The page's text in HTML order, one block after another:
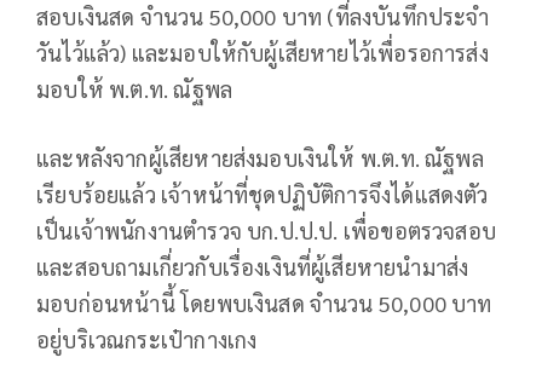
สอบเงินสด จำนวน 50,000 บาท (ที่ลงบันทึกประจำ
วันไว้แล้ว) และมอบให้กับผู้เสียหายไว้เพื่อรอการส่ง
มอบให้ พ.ต.ท. ณัฐพล
และหลังจากผู้เสียหายส่งมอบเงินให้ พ.ต.ท. ณัฐพล
เรียบร้อยแล้ว เจ้าหน้าที่ชุดปฏิบัติการจึงได้แสดงตัว
เป็นเจ้าพนักงานตำรวจ บก.ป.ป.ป. เพื่อขอตรวจสอบ
และสอบถามเกี่ยวกับเรื่องเงินที่ผู้เสียหายนำมาส่ง
มอบก่อนหน้านี้ โดยพบเงินสด จำนวน 50,000 บาท
อยู่บริเวณกระเป๋ากางเกง